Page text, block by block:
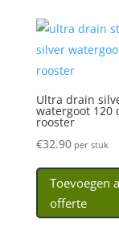
Ultra drain
watergoot 120
rooster
€32.90per stuk
Toevoegen
offerte